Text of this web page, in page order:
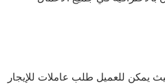
يمكن للعميل طلب عاملات للإيجار